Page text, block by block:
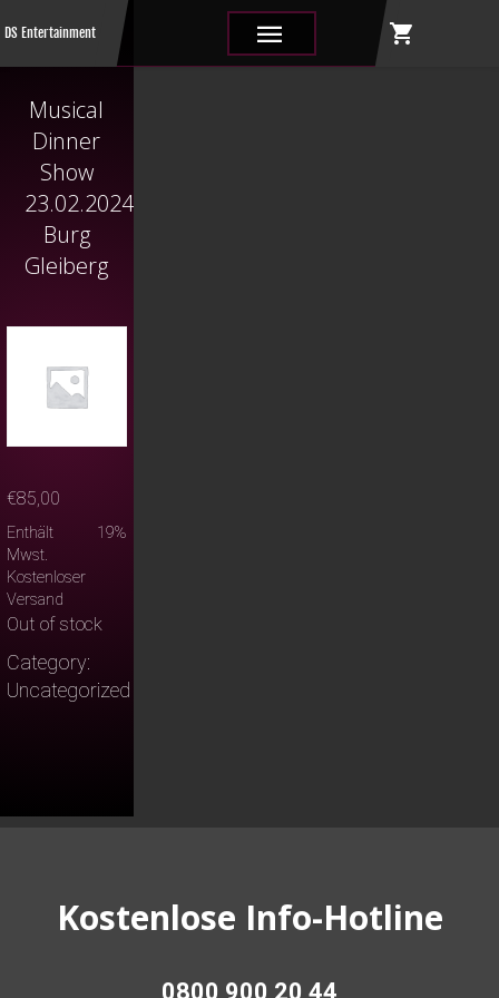
DS Entertainment ||| shopping_cart
Musical
Dinner
Show
23.02.2024
Burg
Gleiberg
€85,00
Enthält 19%
Mwst.
Kostenloser
Versand
Out of stock
Category:
Uncategorized
Kostenlose Info-Hotline
0800 900 20 44